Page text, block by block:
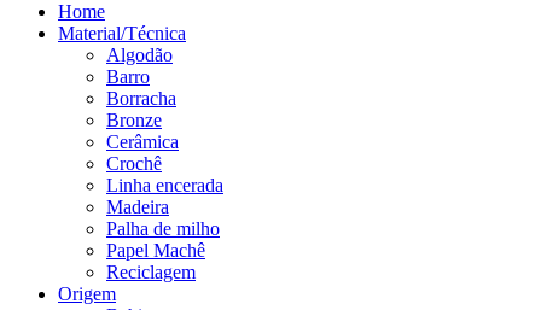
Home
Material/Técnica
Algodão
Barro
Borracha
Bronze
Cerâmica
Crochê
Linha encerada
Madeira
Palha de milho
Papel Machê
Reciclagem
Origem